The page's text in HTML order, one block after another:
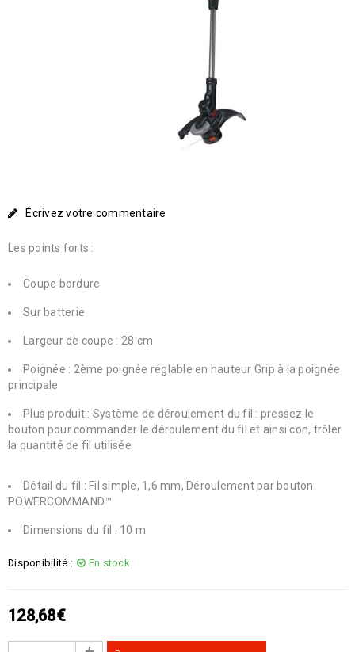
Écrivez votre commentaire
Les points forts :
Coupe bordure
Sur batterie
Largeur de coupe : 28 cm
Poignée : 2ème poignée réglable en hauteur Grip à la poignée
principale
Plus produit : Système de déroulement du fil : pressez le
bouton pour commander le déroulement du fil et ainsi con, trôler
la quantité de fil utilisée
Détail du fil : Fil simple, 1,6 mm, Déroulement par bouton
POWERCOMMAND™
Dimensions du fil : 10 m
Disponibilité : En stock
128,68€